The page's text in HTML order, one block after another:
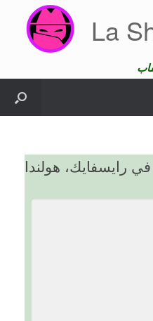
content
La